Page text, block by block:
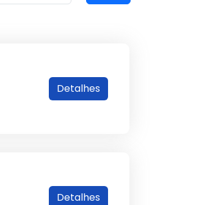
Detalhes
Detalhes